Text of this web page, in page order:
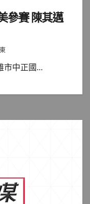
參賽 陳其邁
市中正國...